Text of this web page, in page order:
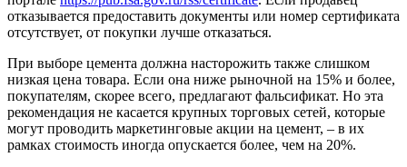
отказывается предоставить документы или номер сертификата
отсутствует, от покупки лучше отказаться.
При выборе цемента должна насторожить также слишком
низкая цена товара. Если она ниже рыночной на 15% и более,
покупателям, скорее всего, предлагают фальсификат. Но эта
рекомендация не касается крупных торговых сетей, которые
могут проводить маркетинговые акции на цемент, – в их
рамках стоимость иногда опускается более, чем на 20%.